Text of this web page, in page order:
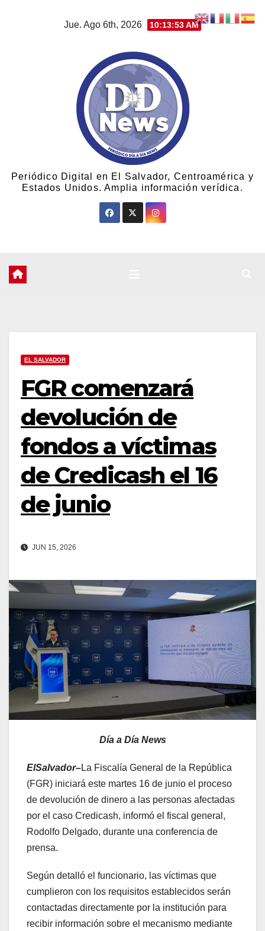
Jue. Ago 6th, 2026 10:13:54 AM
Periódico Digital en El Salvador, Centroamérica y
Estados Unidos. Amplia información verídica.
EL SALVADOR
FGR comenzará
devolución de
fondos a víctimas
de Credicash el 16
de junio
JUN 15, 2026
Día a Día News
ElSalvador–La Fiscalía General de la República
(FGR) iniciará este martes 16 de junio el proceso
de devolución de dinero a las personas afectadas
por el caso Credicash, informó el fiscal general,
Rodolfo Delgado, durante una conferencia de
prensa.
Según detalló el funcionario, las víctimas que
cumplieron con los requisitos establecidos serán
contactadas directamente por la institución para
recibir información sobre el mecanismo mediante